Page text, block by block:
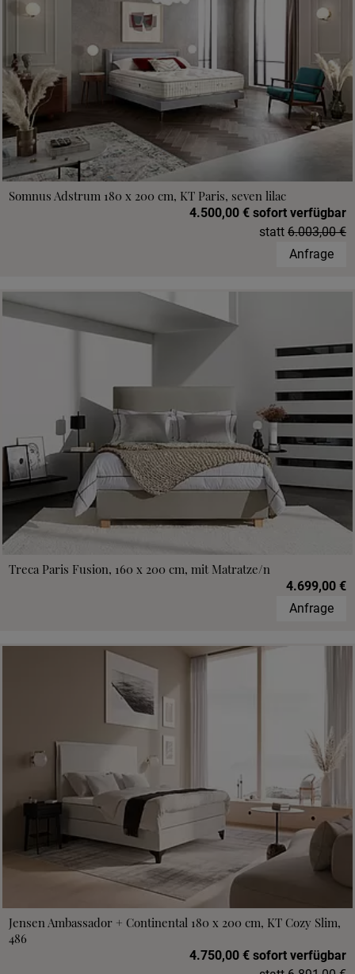
Somnus Adstrum 180 x 200 cm, KT Paris, seven lilac
4.500,00 € sofort verfügbar
statt 6.003,00 €
Anfrage
Treca Paris Fusion, 160 x 200 cm, mit Matratze/n
4.699,00 €
Anfrage
Jensen Ambassador + Continental 180 x 200 cm, KT Cozy Slim,
486
4.750,00 € sofort verfügbar